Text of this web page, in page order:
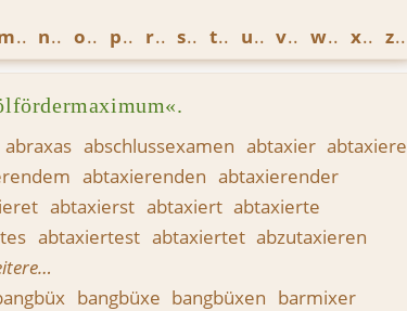
n o p r s t u v w x z
abraxas abschlussexamen abtaxier abtaxiere
abtaxierenden abtaxierender
abtaxierst abtaxiert abtaxierte
abtaxiertest abtaxiertet abzutaxieren
bangbüxe bangbüxen barmixer